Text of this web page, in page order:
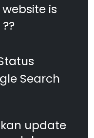
is
Search
update